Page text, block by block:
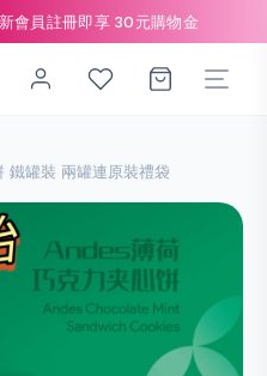
會員註冊即享 30元購物金
鐵罐裝 兩罐連原裝禮袋